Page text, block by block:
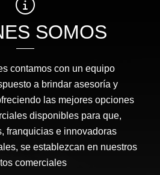
SOMOS
contamos con un equipo
a brindar asesoría y
las mejores opciones
disponibles para que,
franquicias e innovadoras
se establezcan en nuestros
comerciales